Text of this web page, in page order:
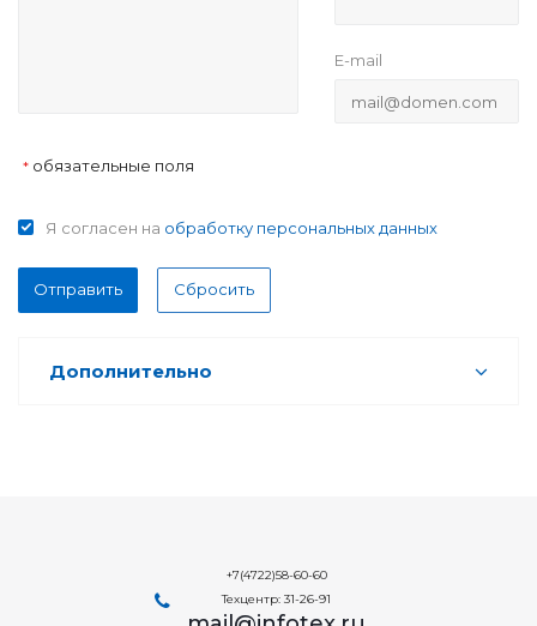
E-mail
* обязательные поля
Я согласен на обработку персональных данных
Отправить Сбросить
Дополнительно
+7(4722)58-60-60
Техцентр: 31-26-91